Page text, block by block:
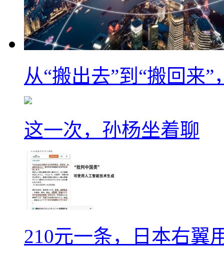
从“搬出去”到“搬回来
这一次，孙杨坐着聊
210元一条，日本右翼